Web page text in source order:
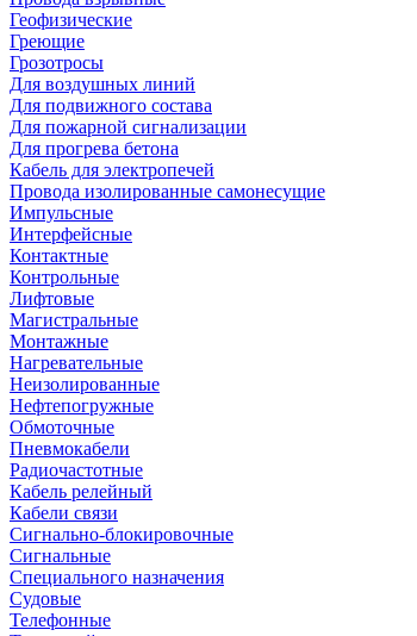
Геофизические
Греющие
Грозотросы
Для воздушных линий
Для подвижного состава
Для пожарной сигнализации
Для прогрева бетона
Кабель для электропечей
Провода изолированные самонесущие
Импульсные
Интерфейсные
Контактные
Контрольные
Лифтовые
Магистральные
Монтажные
Нагревательные
Неизолированные
Нефтепогружные
Обмоточные
Пневмокабели
Радиочастотные
Кабель релейный
Кабели связи
Сигнально-блокировочные
Сигнальные
Специального назначения
Судовые
Телефонные